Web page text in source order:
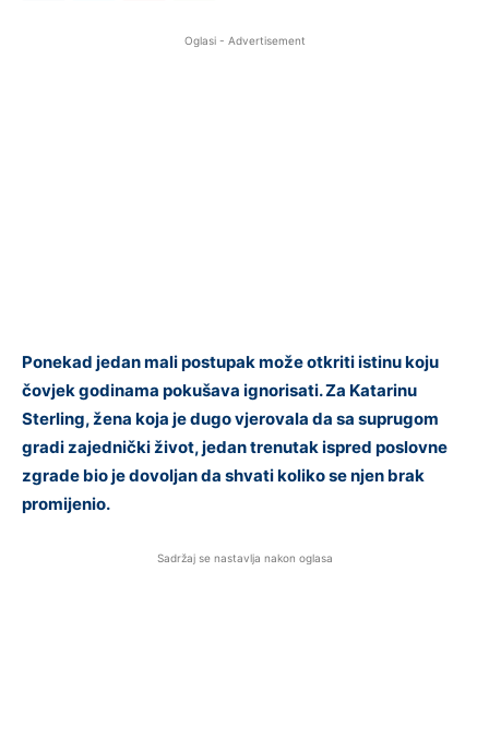
Oglasi - Advertisement
Ponekad jedan mali postupak može otkriti istinu koju
čovjek godinama pokušava ignorisati. Za Katarinu
Sterling, žena koja je dugo vjerovala da sa suprugom
gradi zajednički život, jedan trenutak ispred poslovne
zgrade bio je dovoljan da shvati koliko se njen brak
promijenio.
Sadržaj se nastavlja nakon oglasa